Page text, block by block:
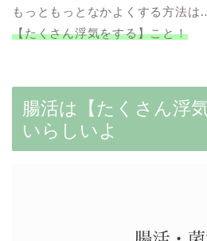
もっともっとなかよくする方法は
【たくさん浮気をする】こと！
腸活は【たくさん浮
いらしいよ